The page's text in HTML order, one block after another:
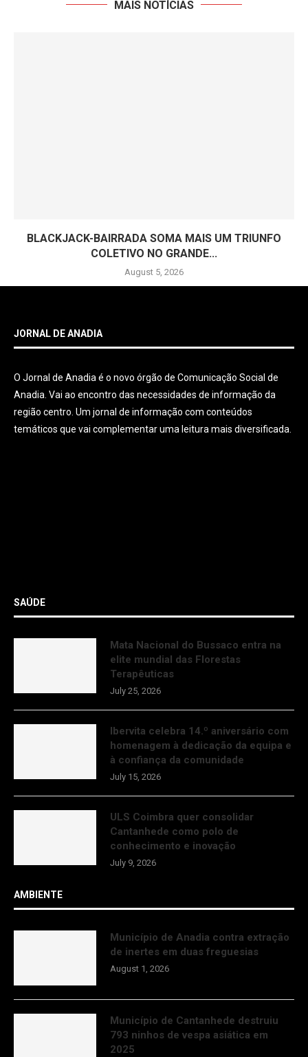
MAIS NOTÍCIAS
BLACKJACK-BAIRRADA SOMA MAIS UM TRIUNFO
COLETIVO NO GRANDE...
August 5, 2026
JORNAL DE ANADIA
O Jornal de Anadia é o novo órgão de Comunicação Social de
Anadia. Vai ao encontro das necessidades de informação da
região centro. Um jornal de informação com conteúdos
temáticos que vai complementar uma leitura mais diversificada.
SAÚDE
Mata Nacional do Bussaco entra na
elite mundial das Florestas
Terapêuticas
July 25, 2026
Ibervita celebra 14.º aniversário com
homenagem à dedicação da equipa e
à confiança da comunidade
July 15, 2026
ULS Coimbra quer consolidar
Cantanhede como polo de
conhecimento e inovação
July 9, 2026
AMBIENTE
Município de Anadia contra extração
de inertes em duas freguesias
August 1, 2026
Município de Cantanhede destruiu
793 ninhos de vespa asiática em
2025